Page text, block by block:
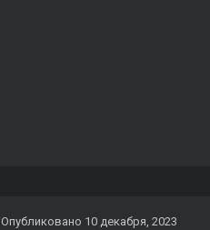
Опубликовано 10 декабря, 2023